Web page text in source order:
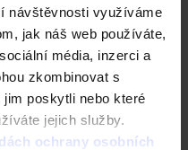
návštěvnosti využíváme
jak náš web používáte,
média, inzerci a
zkombinovat s
poskytli nebo které
jejich služby.
ochrany osobních